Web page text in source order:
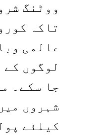
ووٹنگ
تاکہ
عالمی
لوگوں کے
جا سکے۔
شہروں
کیلئے